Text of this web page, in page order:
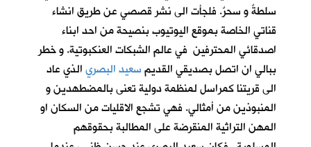
سلطةٌ و سحرٌ. فلجأت الى نشر قصصي عن طريق انشاء
قناتي الخاصة بموقع اليوتيوب بنصيحة من احد ابناء
اصدقائي المحترفين في عالم الشبكات العنكبوتية. و خطر
ببالي ان اتصل بصديقي القديمسعيد البصريالذي عاد
الى قريتنا كمراسل لمنظمة دولية تعنى بالمضطهدين و
المنبوذين من أمثالي. فهي تشجع الاقليات من السكان او
المهن التراثية المنقرضة على المطالبة بحقوقهم